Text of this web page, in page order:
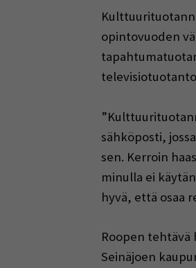
opintovuoden
sähköposti,
sen. Kerroin
minulla ei
hyvä, että osaa
Roopen
Seinäjoen